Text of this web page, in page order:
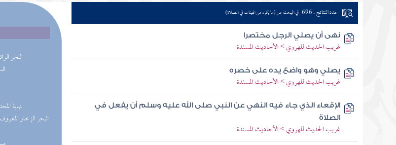
(39) البحر
(19) نهاية
عدد النتائج : 696 في البحث عن (ما يكره من الهيئات في الصلاة)
نهى أن يصلي الرجل مختصرا
غريب الحديث للهروي > الأحاديث المسندة
يصلي وهو واضع يده على خصره
غريب الحديث للهروي > الأحاديث المسندة
الإقعاء الذي جاء فيه النهي عن النبي صلى الله عليه وسلم أن يفعل في
الصلاة
غريب الحديث للهروي > الأحاديث المسندة